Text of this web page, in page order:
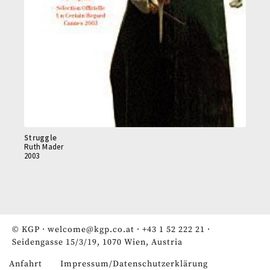
Struggle
Ruth Mader
2003
© KGP · welcome@kgp.co.at · +43 1 52 222 21 ·
Seidengasse 15/3/19, 1070 Wien, Austria
Anfahrt Impressum/Datenschutzerklärung